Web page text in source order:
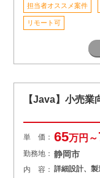
担当者オススメ案件
リモート可
【Java】小売
単 価： 65万円～
勤務地： 静岡市
内 容： 詳細設計、製